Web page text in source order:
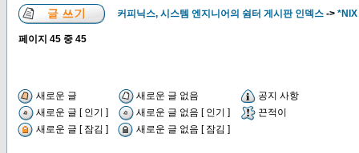
커피닉스, 시스템 엔지니어의 쉼터 게시판 인덱스 -> *NIX
페이지 45 중 45
새로운 글 새로운 글 없음
공지 사항
새로운 글 [ 인기 ]
새로운 글 없음 [ 인기 ]
끈적이
새로운 글 [ 잠김 ]
새로운 글 없음 [ 잠김 ]